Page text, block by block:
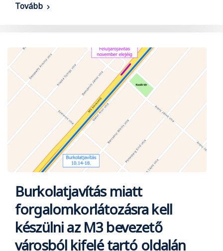
Tovább
Burkolatjavítás miatt
forgalomkorlátozásra kell
készülni az M3 bevezető
városból kifelé tartó oldalán